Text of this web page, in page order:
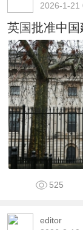
2026-1-21
英国批准中
525
editor